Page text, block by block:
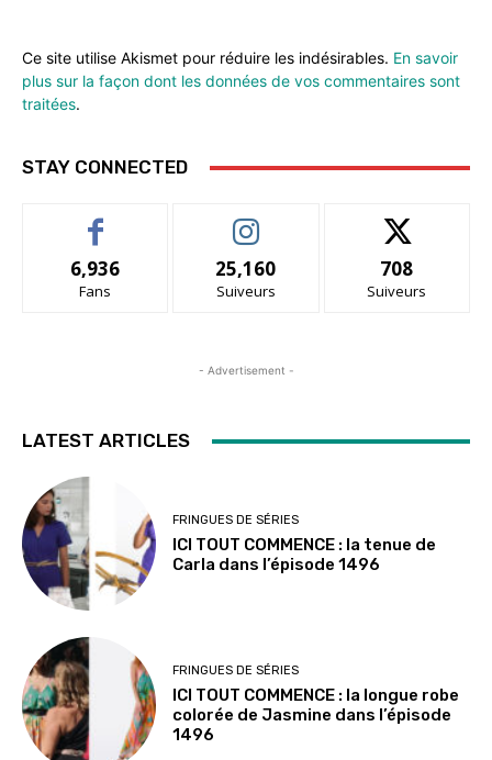
Ce site utilise Akismet pour réduire les indésirables. En savoir
plus sur la façon dont les données de vos commentaires sont
traitées.
STAY CONNECTED
6,936
Fans
25,160
Suiveurs
708
Suiveurs
- Advertisement -
LATEST ARTICLES
FRINGUES DE SÉRIES
ICI TOUT COMMENCE : la tenue de
Carla dans l’épisode 1496
FRINGUES DE SÉRIES
ICI TOUT COMMENCE : la longue robe
colorée de Jasmine dans l’épisode
1496